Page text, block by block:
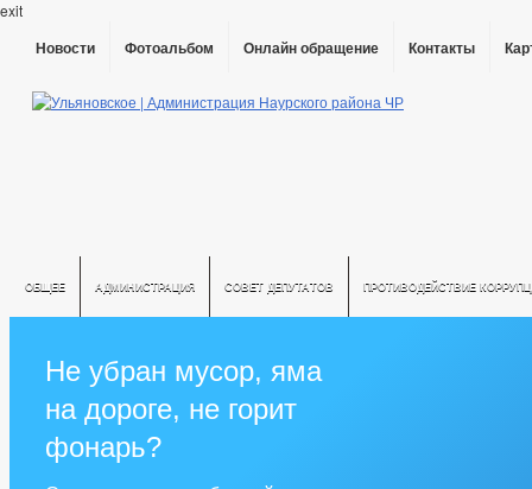
exit
Новости Фотоальбом Онлайн обращение Контакты
ОБЩЕЕ АДМИНИСТРАЦИЯ СОВЕТ ДЕПУТАТОВ ПРОТИВОДЕЙСТВИЕ
Не убран мусор, яма
на дороге, не горит
фонарь?